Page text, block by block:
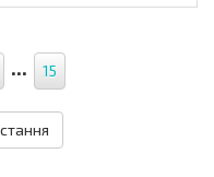
... 15